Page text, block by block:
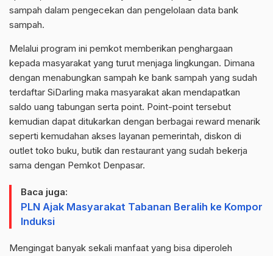
sampah dalam pengecekan dan pengelolaan data bank
sampah.
Melalui program ini pemkot memberikan penghargaan
kepada masyarakat yang turut menjaga lingkungan. Dimana
dengan menabungkan sampah ke bank sampah yang sudah
terdaftar SiDarling maka masyarakat akan mendapatkan
saldo uang tabungan serta point. Point-point tersebut
kemudian dapat ditukarkan dengan berbagai reward menarik
seperti kemudahan akses layanan pemerintah, diskon di
outlet toko buku, butik dan restaurant yang sudah bekerja
sama dengan Pemkot Denpasar.
Baca juga:
PLN Ajak Masyarakat Tabanan Beralih ke Kompor
Induksi
Mengingat banyak sekali manfaat yang bisa diperoleh